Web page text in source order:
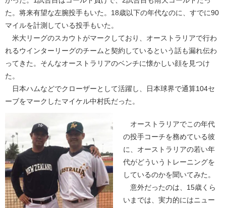
た。将来有望な左腕投手もいた。18歳以下の年代なのに、すでに90
マイルを計測している投手もいた。
米大リーグのスカウトがマークしており、オーストラリアで行わ
れるウインターリーグのチームと契約しているという話も漏れ伝わ
ってきた。そんなオーストラリアのベンチに懐かしい顔を見つけ
た。
日本ハムなどでクローザーとして活躍し、日本球界で通算104セ
ーブをマークしたマイケル中村氏だった。
オーストラリアでこの年代
の投手コーチを務めている彼
に、オーストラリアの若い年
代がどういうトレーニングを
しているのかを聞いてみた。
意外だったのは、15歳くら
いまでは、実力的にはニュー